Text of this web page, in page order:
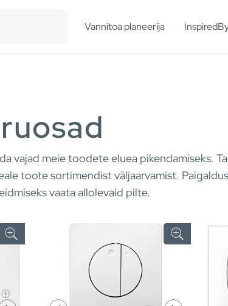
Vannitoa planeerija
vajad meie toodete eluea pikendamiseks.
toote sortimendist väljaarvamist.
vaata allolevaid pilte.